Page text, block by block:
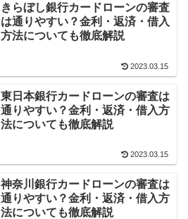
きらぼし銀行カードローンの審査
は通りやすい？金利・返済・借入
方法についても徹底解説
2023.03.15
東日本銀行カードローンの審査は
通りやすい？金利・返済・借入方
法についても徹底解説
2023.03.15
神奈川銀行カードローンの審査は
通りやすい？金利・返済・借入方
法についても徹底解説